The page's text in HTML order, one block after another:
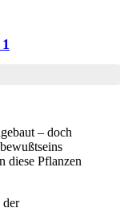
– doch
diese Pflanzen
der